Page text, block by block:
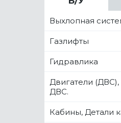
Выхлопная
Газлифты
Гидравлика
Двигатели (ДВС),
ДВС.
Кабины, Детали